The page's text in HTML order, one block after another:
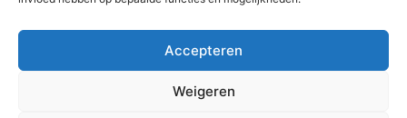
Accepteren
Weigeren
Advocatenkantoor Agten maakt geen deel uit van
multidisciplinaire activiteiten en/of multidisciplinaire